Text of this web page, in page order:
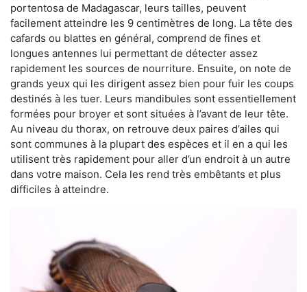
portentosa de Madagascar, leurs tailles, peuvent
facilement atteindre les 9 centimètres de long. La tête des
cafards ou blattes en général, comprend de fines et
longues antennes lui permettant de détecter assez
rapidement les sources de nourriture. Ensuite, on note de
grands yeux qui les dirigent assez bien pour fuir les coups
destinés à les tuer. Leurs mandibules sont essentiellement
formées pour broyer et sont situées à l’avant de leur tête.
Au niveau du thorax, on retrouve deux paires d’ailes qui
sont communes à la plupart des espèces et il en a qui les
utilisent très rapidement pour aller d’un endroit à un autre
dans votre maison. Cela les rend très embêtants et plus
difficiles à atteindre.